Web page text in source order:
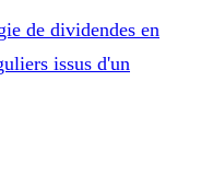
de dividendes en
issus d'un